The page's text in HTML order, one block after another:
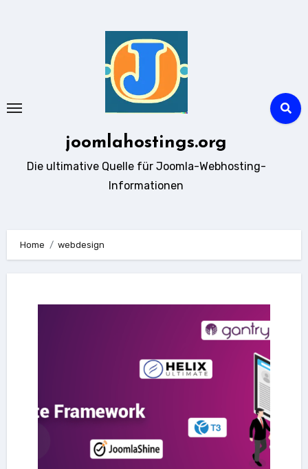
joomlahostings.org
Die ultimative Quelle für Joomla-Webhosting-
Informationen
Home webdesign